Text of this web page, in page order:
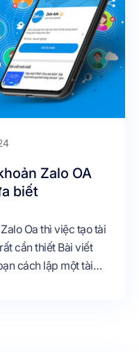
Zalo OA
biết
Oa thì việc tạo tài
cách lập một tài